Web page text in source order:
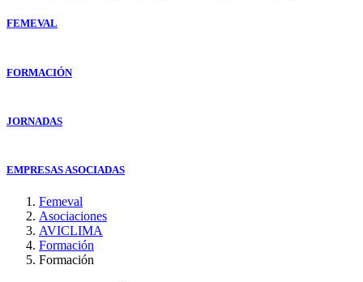
FEMEVAL
FORMACIÓN
JORNADAS
EMPRESAS ASOCIADAS
Femeval
Asociaciones
AVICLIMA
Formación
Formación